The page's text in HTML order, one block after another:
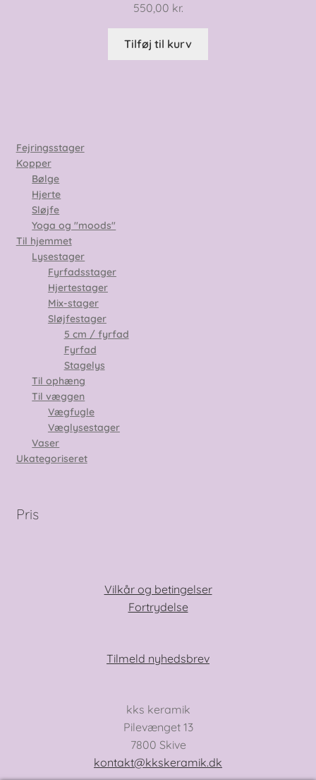
550,00 kr.
Tilføj til kurv
Fejringsstager
Kopper
Bølge
Hjerte
Sløjfe
Yoga og "moods"
Til hjemmet
Lysestager
Fyrfadsstager
Hjertestager
Mix-stager
Sløjfestager
5 cm / fyrfad
Fyrfad
Stagelys
Til ophæng
Til væggen
Vægfugle
Væglysestager
Vaser
Ukategoriseret
Pris
Vilkår og betingelser
Fortrydelse
Tilmeld nyhedsbrev
kks keramik
Pilevænget 13
7800 Skive
kontakt@kkskeramik.dk